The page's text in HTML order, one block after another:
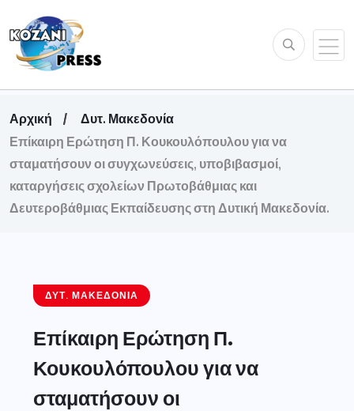
Αρχική
Δυτ. Μακεδονία
Επίκαιρη Ερώτηση Π. Κουκουλόπουλου για να
σταματήσουν οι συγχωνεύσεις, υποβιβασμοί,
καταργήσεις σχολείων Πρωτοβάθμιας και
Δευτεροβάθμιας Εκπαίδευσης στη Δυτική Μακεδονία.
ΔΥΤ. ΜΑΚΕΔΟΝΊΑ
Επίκαιρη Ερώτηση Π.
Κουκουλόπουλου για να
σταματήσουν οι